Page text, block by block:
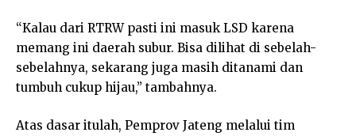
“Kalau dari RTRW pasti ini masuk LSD karena
memang ini daerah subur. Bisa dilihat di sebelah-
sebelahnya, sekarang juga masih ditanami dan
tumbuh cukup hijau,” tambahnya.
Atas dasar itulah, Pemprov Jateng melalui tim